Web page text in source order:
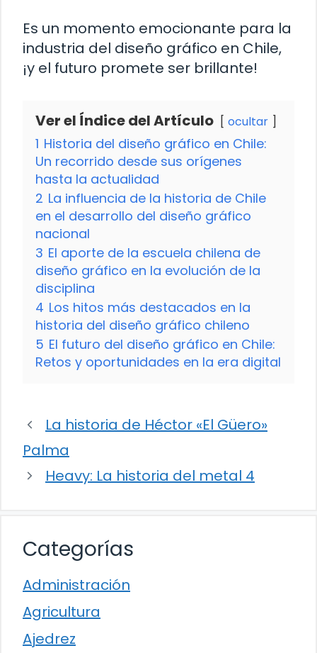
Es un momento emocionante para la
industria del diseño gráfico en Chile,
¡y el futuro promete ser brillante!
Ver el Índice del Artículo ocultar
1 Historia del diseño gráfico en Chile:
Un recorrido desde sus orígenes
hasta la actualidad
2 La influencia de la historia de Chile
en el desarrollo del diseño gráfico
nacional
3 El aporte de la escuela chilena de
diseño gráfico en la evolución de la
disciplina
4 Los hitos más destacados en la
historia del diseño gráfico chileno
5 El futuro del diseño gráfico en Chile:
Retos y oportunidades en la era digital
La historia de Héctor «El Güero»
Palma
Heavy: La historia del metal 4
Categorías
Administración
Agricultura
Ajedrez